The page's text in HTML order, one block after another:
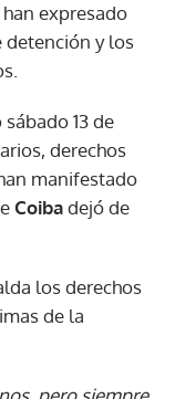
expresado
detención y los
13 de
derechos
manifestado
Coibadejó de
los derechos
de la